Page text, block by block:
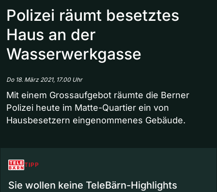
Polizei räumt besetztes
Haus an der
Wasserwerkgasse
Do 18. März 2021, 17.00 Uhr
Mit einem Grossaufgebot räumte die Berner
Polizei heute im Matte-Quartier ein von
Hausbesetzern eingenommenes Gebäude.
TIPP
Sie wollen keine TeleBärn-Highlights